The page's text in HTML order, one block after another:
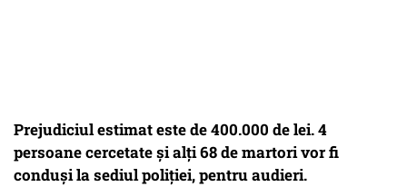
Prejudiciul estimat este de 400.000 de lei. 4
persoane cercetate și alți 68 de martori vor fi
conduși la sediul poliției, pentru audieri.